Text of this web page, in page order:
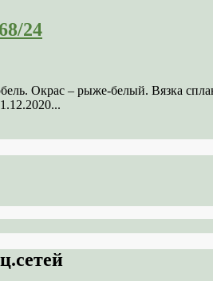
24
Окрас – рыже-белый. Вязка